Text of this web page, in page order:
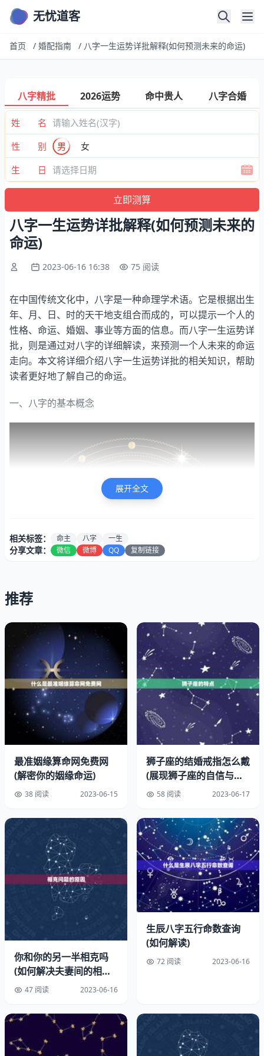
无忧道客
首页 / 婚配指南 / 八字一生运势详批解释(如何预测未来的命运)
八字精批 2026运势 命中贵人 八字合婚
姓 名
性 别
男
女
生 日
八字一生运势详批解释(如何预测未来的
命运)
2023-06-16 16:38 75 阅读
在中国传统文化中，八字是一种命理学术语。它是根据出生
年、月、日、时的天干地支组合而成的，可以提示一个人的
性格、命运、婚姻、事业等方面的信息。而八字一生运势详
批，则是通过对八字的详细解读，来预测一个人未来的命运
走向。本文将详细介绍八字一生运势详批的相关知识，帮助
读者更好地了解自己的命运。
一、八字的基本概念
八字，又称四柱八字，是指根据出生年、月、日、时的天干
地支组合而成的八个字。年柱代表命主的根本性格和命运走
向，月柱代表命主的家庭、婚姻、事业等方面，日柱代表命
主的个性和命运变化，时柱则代表命主的社交和人际关系。
二、八字一生运势详批的基本
八字一生运势详批是通过对八字的详细解读，来预测一个人
相生相克的关系，来分析命主的命运走向。还需要考虑到命
主的性格、家庭、婚姻、事业等方面的，进行综合分析。
展开全文
相关标签： 命主 八字 一生
分享文章： 微信 微博 QQ 复制链接
推荐
最准姻缘算命网免费网
(解密你的姻缘命运)
38 阅读 2023-06-15
狮子座的结婚戒指怎么戴
(展现狮子座的自信与魅
力)58 阅读 2023-06-17
你和你的另一半相克吗
(如何解决夫妻间的相克
问题)47 阅读 2023-06-16
生辰八字五行命数查询
(如何解读)
72 阅读 2023-06-16